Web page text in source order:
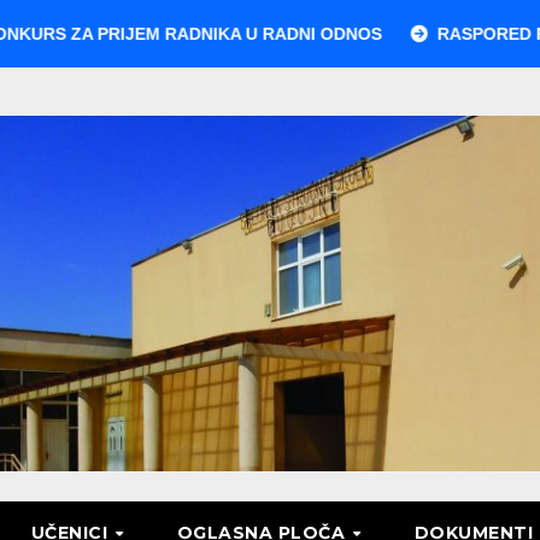
PRIJEM RADNIKA U RADNI ODNOS RASPORED
UČENICI OGLASNA PLOČA DOKUMENTI